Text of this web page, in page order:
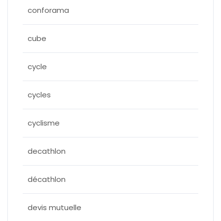
conforama
cube
cycle
cycles
cyclisme
decathlon
décathlon
devis mutuelle